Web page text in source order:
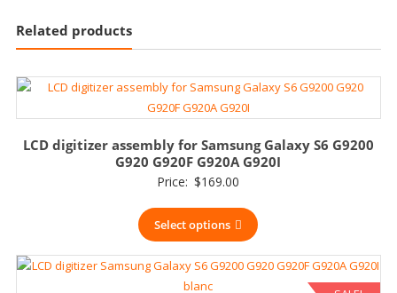
Related products
LCD digitizer assembly for Samsung Galaxy S6 G9200
G920 G920F G920A G920I
Price: $169.00
Select options